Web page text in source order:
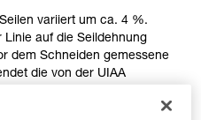
Sie diesen zu Rate
müssen Sie zuerst die in
enthaltenen
variiert um ca. 4 %.
Linie auf die Seildehnung
dem Schneiden gemessene
die von der UIAA